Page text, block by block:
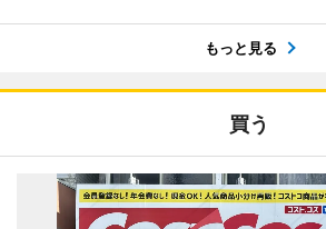
もっと見る
買う